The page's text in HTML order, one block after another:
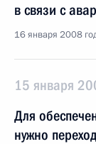
в связи с
16 января 2008
15 января
Для
нужно